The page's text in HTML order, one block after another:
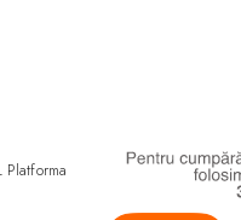
Platforma